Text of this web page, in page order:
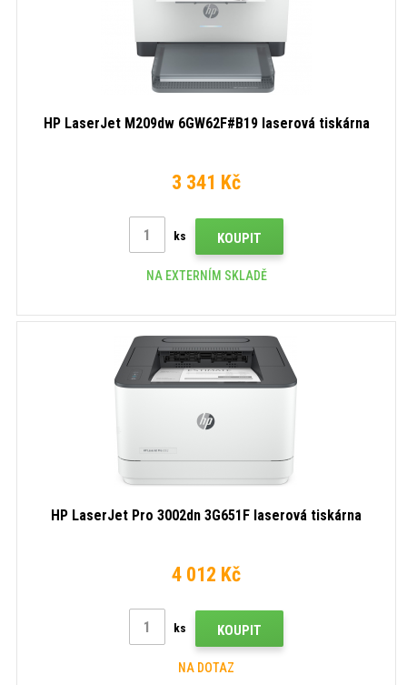
HP LaserJet M209dw 6GW62F#B19 laserová tiskárna
3 341 Kč
ks KOUPIT
NA EXTERNÍM SKLADĚ
HP LaserJet Pro 3002dn 3G651F laserová tiskárna
4 012 Kč
ks KOUPIT
NA DOTAZ